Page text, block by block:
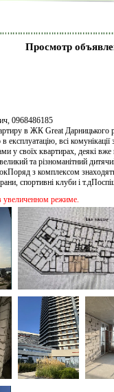
Просмотр
0968486185
в ЖК Great Дарницького
всі
у своїх квартирах, деякі
та різноманітний
з комплексом
спортивні клуби і
увеличенном режиме.